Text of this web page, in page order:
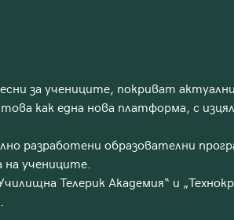
за учениците, покриват
как една нова платформа, с
разработени образователни
на учениците.
Телерик Академия“ и